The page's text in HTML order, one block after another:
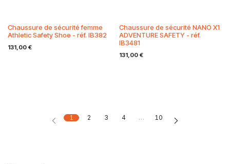
Chaussure de sécurité femme
Athletic Safety Shoe - réf. IB382
131,00 €
Chaussure de sécurité NANO X1
ADVENTURE SAFETY - réf.
IB3481
131,00€
1 2 3 4 … 10